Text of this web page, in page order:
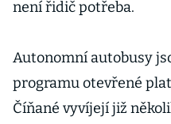
není řidič potřeba.
Autonomní autobusy
programu otevřené
Číňané vyvíjejí již